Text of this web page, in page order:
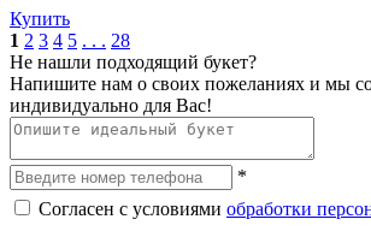
Купить
1 2 3 4 5 . . . 28
Не нашли подходящий букет?
Напишите нам о своих пожеланиях и мы
индивидуально для Вас!
*
Согласен с условиями обработки